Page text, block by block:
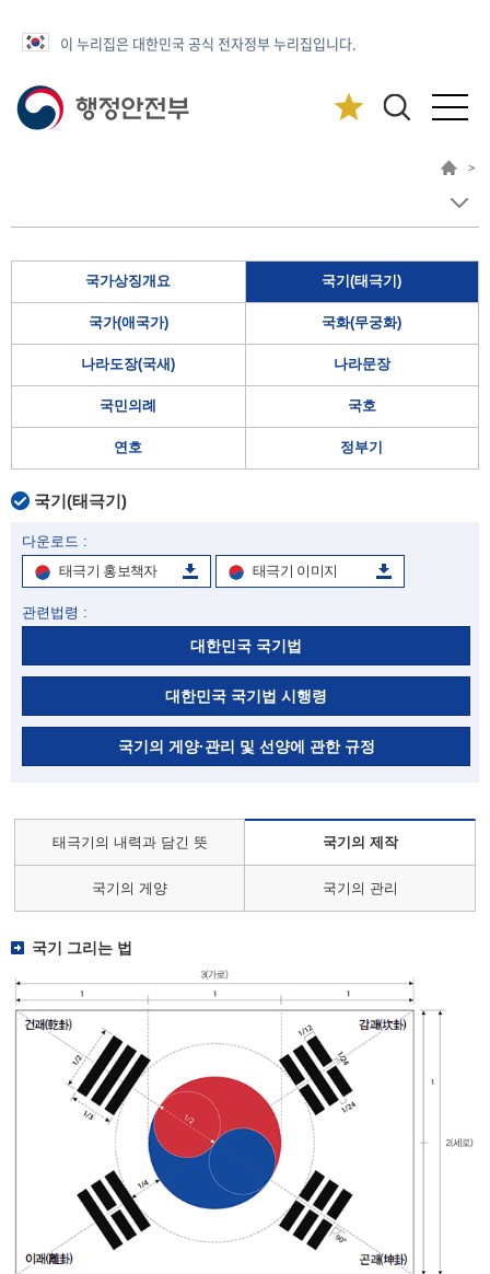
이 누리집은 대한민국 공식 전자정부 누리집입니다.
>
국가상징개요 국기(태극기)
국가(애국가) 국화(무궁화)
나라도장(국새) 나라문장
국민의례 국호
연호 정부기
국기(태극기)
다운로드 :
태극기 홍보책자
태극기 이미지
관련법령 :
대한민국 국기법
대한민국 국기법 시행령
국기의 게양·관리 및 선양에 관한 규정
태극기의 내력과 담긴 뜻 국기의 제작
국기의 게양 국기의 관리
국기 그리는 법